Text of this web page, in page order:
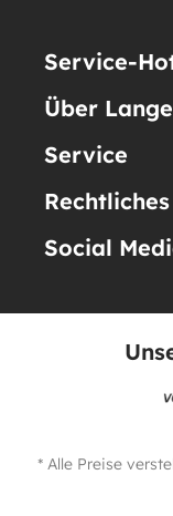
Service-
Über
Service
Rechtliches
Social
* Alle Preise